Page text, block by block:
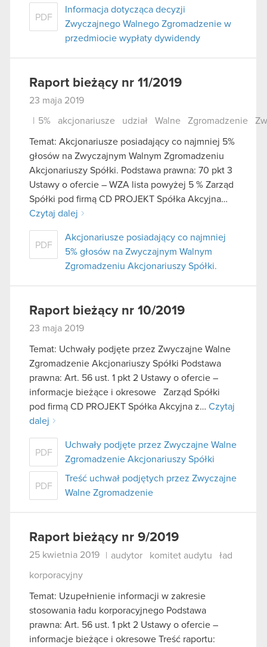
PDF
Informacja dotycząca decyzji
Zwyczajnego Walnego Zgromadzenie w
przedmiocie wypłaty dywidendy
Raport bieżący nr 11/2019
23 maja 2019
| 5% akcjonariusze udział Walne Zgromadzenie
Temat: Akcjonariusze posiadający co najmniej 5%
głosów na Zwyczajnym Walnym Zgromadzeniu
Akcjonariuszy Spółki. Podstawa prawna: 70 pkt 3
Ustawy o ofercie – WZA lista powyżej 5 % Zarząd
Spółki pod firmą CD PROJEKT Spółka Akcyjna…
Czytaj dalej
PDF
Akcjonariusze posiadający co najmniej
5% głosów na Zwyczajnym Walnym
Zgromadzeniu Akcjonariuszy Spółki.
Raport bieżący nr 10/2019
23 maja 2019
Temat: Uchwały podjęte przez Zwyczajne Walne
Zgromadzenie Akcjonariuszy Spółki Podstawa
prawna: Art. 56 ust. 1 pkt 2 Ustawy o ofercie –
informacje bieżące i okresowe Zarząd Spółki
pod firmą CD PROJEKT Spółka Akcyjna z… Czytaj
dalej
PDF
Uchwały podjęte przez Zwyczajne Walne
Zgromadzenie Akcjonariuszy Spółki
PDF
Treść uchwał podjętych przez Zwyczajne
Walne Zgromadzenie
Raport bieżący nr 9/2019
25 kwietnia 2019 audytor komitet audytu ład
korporacyjny
Temat: Uzupełnienie informacji w zakresie
stosowania ładu korporacyjnego Podstawa
prawna: Art. 56 ust. 1 pkt 2 Ustawy o ofercie –
informacje bieżące i okresowe Treść raportu: